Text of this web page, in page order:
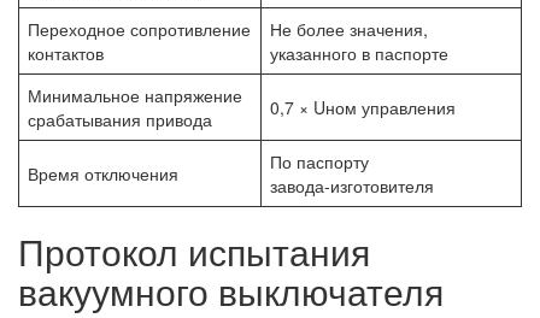
Переходное сопротивление
контактов
Не более значения,
указанного в паспорте
Минимальное напряжение
срабатывания привода
0,7 × Uном управления
Время отключения
По паспорту
завода‑изготовителя
Протокол испытания
вакуумного выключателя